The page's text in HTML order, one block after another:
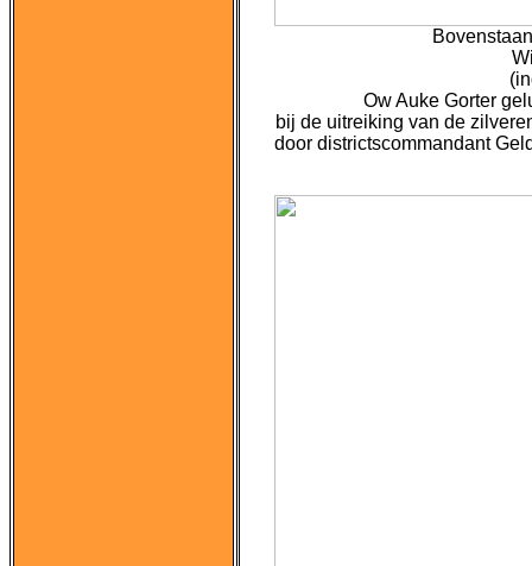
Ow Auke Gorter
bij de uitreiking van de
door districtscommandant